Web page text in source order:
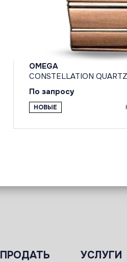
OMEGA
CONSTELLATION
По запросу
НОВЫЕ
ПРОДАТЬ УСЛУГИ